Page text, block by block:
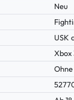
Neu
USK
Xbox
Ohne